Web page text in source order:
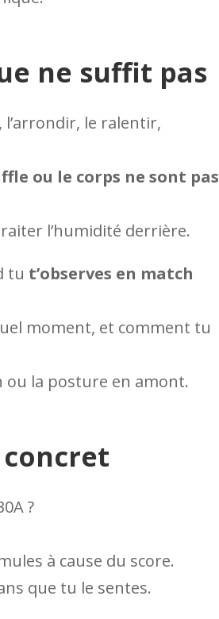
ne suffit pas
le ralentir,
ou le corps ne sont pas
l’humidité derrière.
tu t’observes en match
moment, et comment tu
ou la posture en amont.
?
à cause du score.
que tu le sentes.